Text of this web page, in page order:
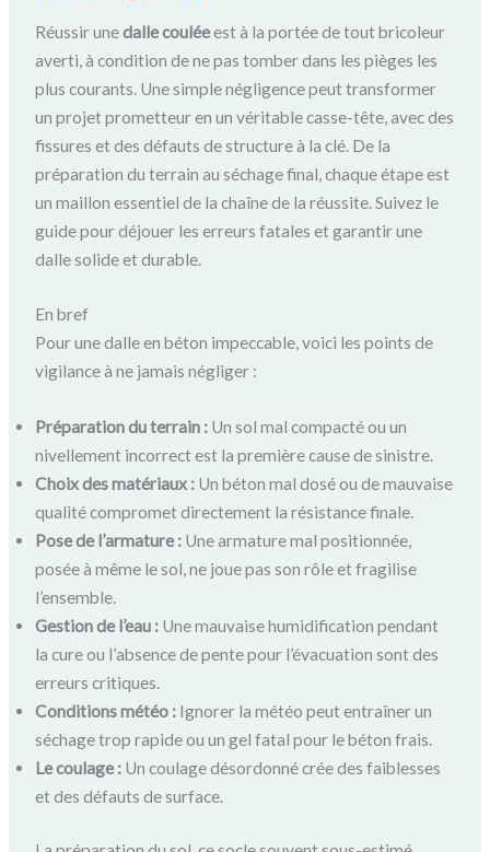
Réussir unedalle couléeest à la portée de tout bricoleur
averti, à condition de ne pas tomber dans les pièges les
plus courants. Une simple négligence peut transformer
un projet prometteur en un véritable casse-tête, avec des
fissures et des défauts de structure à la clé. De la
préparation du terrain au séchage final, chaque étape est
un maillon essentiel de la chaîne de la réussite. Suivez le
guide pour déjouer les erreurs fatales et garantir une
dalle solide et durable.
En bref
Pour une dalle en béton impeccable, voici les points de
vigilance à ne jamais négliger :
Préparation du terrain : Un sol mal compacté ou un
nivellement incorrect est la première cause de sinistre.
Choix des matériaux : Un béton mal dosé ou de mauvaise
qualité compromet directement la résistance finale.
Pose de l’armature : Une armature mal positionnée,
posée à même le sol, ne joue pas son rôle et fragilise
l’ensemble.
Gestion de l’eau : Une mauvaise humidification pendant
la cure ou l’absence de pente pour l’évacuation sont des
erreurs critiques.
Conditions météo : Ignorer la météo peut entraîner un
séchage trop rapide ou un gel fatal pour le béton frais.
Le coulage : Un coulage désordonné crée des faiblesses
et des défauts de surface.